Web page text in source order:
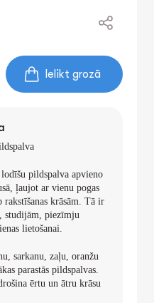
Ielikt grozā
lodīšu pildspalva apvieno
ļaujot ar vienu pogas
rakstīšanas krāsām. Tā ir
studijām, piezīmju
lietošanai.
sarkanu, zaļu, oranžu
parastās pildspalvas.
ērtu un ātru krāsu